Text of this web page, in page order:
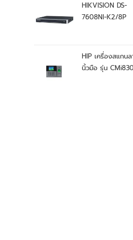
HIKVISION DS-
7608NI-K2/8P
HIP เครื่องสแกนล
นิ้วมือ รุ่น